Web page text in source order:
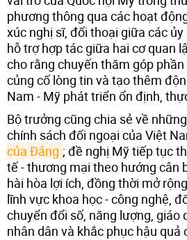
phương thông qua các hoạt
xúc nghị sĩ, đối thoại giữa các
hỗ trợ hợp tác giữa hai cơ quan
cho rằng chuyến thăm góp
củng cố lòng tin và tạo thêm
Nam - Mỹ phát triển ổn định,
Bộ trưởng cũng chia sẻ về
chính sách đối ngoại của Việt
của Đảng ; đề nghị Mỹ tiếp tục
tế - thương mại theo hướng cân
hài hòa lợi ích, đồng thời mở
lĩnh vực khoa học - công nghệ,
chuyển đổi số, năng lượng, giáo
nhân dân và khắc phục hậu quả